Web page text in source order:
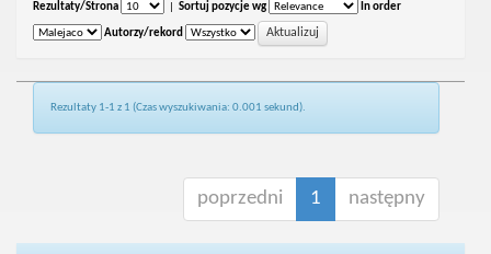
Rezultaty/Strona Sortuj pozycje wg In order
Autorzy/rekord
Rezultaty 1-1 z 1 (Czas wyszukiwania: 0.001 sekund).
poprzedni 1 następny